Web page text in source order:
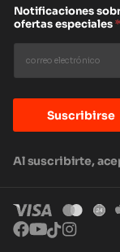
Notificaciones
ofertas especiales*
Suscribirse
Al suscribirte,